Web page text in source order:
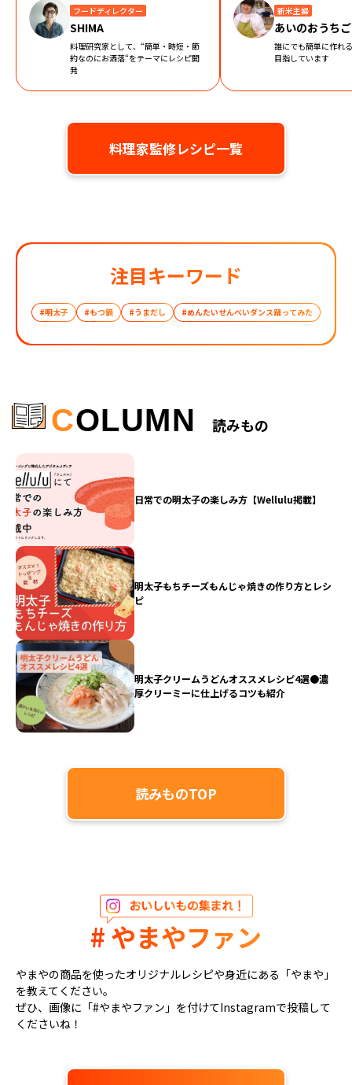
フードディレクター
SHIMA
料理研究家として、“簡単・時短・節
約なのにお洒落“をテーマにレシピ開
発
新米主婦
あいのおうち
誰にでも簡単に作れ
目指しています
料理家監修レシピ一覧
注目キーワード
#明太子 #もつ鍋 #うまだし #めんたいせんべいダンス踊ってみた
COLUMN 読みもの
日常での明太子の楽しみ方【Wellulu掲載】
明太子もちチーズもんじゃ焼きの作り方とレシ
ピ
明太子クリームうどんオススメレシピ4選●濃
厚クリーミーに仕上げるコツも紹介
読みものTOP
# やまやファン
やまやの商品を使ったオリジナルレシピや身近にある「やまや」
を教えてください。
ぜひ、画像に「#やまやファン」を付けてInstagramで投稿して
くださいね！